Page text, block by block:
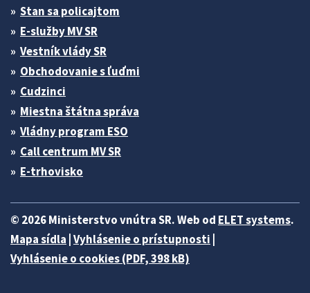
Stan sa policajtom
E-služby MV SR
Vestník vlády SR
Obchodovanie s ľuďmi
Cudzinci
Miestna štátna správa
Vládny program ESO
Call centrum MV SR
E-trhovisko
© 2026 Ministerstvo vnútra SR. Web od ELET systems.
Mapa sídla Vyhlásenie o prístupnosti
Vyhlásenie o cookies (PDF, 398 kB)